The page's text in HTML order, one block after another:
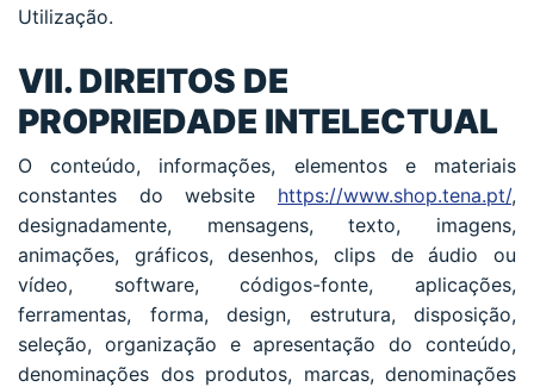
Utilização.
VII. DIREITOS DE
PROPRIEDADE INTELECTUAL
O conteúdo, informações, elementos e materiais
constantes do website https://www.shop.tena.pt/,
designadamente, mensagens, texto, imagens,
animações, gráficos, desenhos, clips de áudio ou
vídeo, software, códigos-fonte, aplicações,
ferramentas, forma, design, estrutura, disposição,
seleção, organização e apresentação do conteúdo,
denominações dos produtos, marcas, denominações